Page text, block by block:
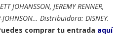
JOHANSSON, JEREMY RENNER,
JOHNSON… Distribuidora: DISNEY.
comprar tu entrada aquí